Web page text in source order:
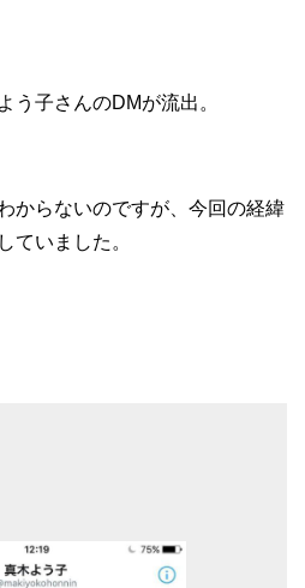
う子さんのDMが流出。
からないのですが、今回の経緯
ていました。